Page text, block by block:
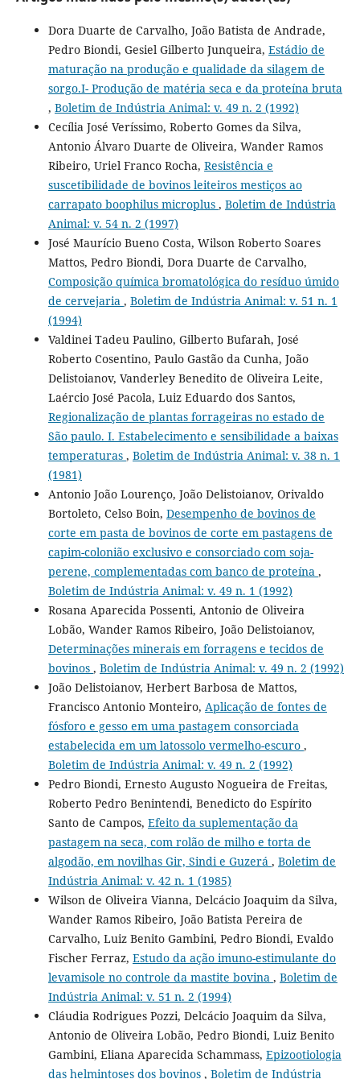
Dora Duarte de Carvalho, João Batista de Andrade,
Pedro Biondi, Gesiel Gilberto Junqueira, Estádio de
maturação na produção e qualidade da silagem de
sorgo.I- Produção de matéria seca e da proteína bruta
, Boletim de Indústria Animal: v. 49 n. 2 (1992)
Cecília José Veríssimo, Roberto Gomes da Silva,
Antonio Álvaro Duarte de Oliveira, Wander Ramos
Ribeiro, Uriel Franco Rocha, Resistência e
suscetibilidade de bovinos leiteiros mestiços ao
carrapato boophilus microplus , Boletim de Indústria
Animal: v. 54 n. 2 (1997)
José Maurício Bueno Costa, Wilson Roberto Soares
Mattos, Pedro Biondi, Dora Duarte de Carvalho,
Composição química bromatológica do resíduo úmido
de cervejaria , Boletim de Indústria Animal: v. 51 n. 1
(1994)
Valdinei Tadeu Paulino, Gilberto Bufarah, José
Roberto Cosentino, Paulo Gastão da Cunha, João
Delistoianov, Vanderley Benedito de Oliveira Leite,
Laércio José Pacola, Luiz Eduardo dos Santos,
Regionalização de plantas forrageiras no estado de
São paulo. I. Estabelecimento e sensibilidade a baixas
temperaturas , Boletim de Indústria Animal: v. 38 n. 1
(1981)
Antonio João Lourenço, João Delistoianov, Orivaldo
Bortoleto, Celso Boin, Desempenho de bovinos de
corte em pasta de bovinos de corte em pastagens de
capim-colonião exclusivo e consorciado com soja-
perene, complementadas com banco de proteína ,
Boletim de Indústria Animal: v. 49 n. 1 (1992)
Rosana Aparecida Possenti, Antonio de Oliveira
Lobão, Wander Ramos Ribeiro, João Delistoianov,
Determinações minerais em forragens e tecidos de
bovinos , Boletim de Indústria Animal: v. 49 n. 2 (1992)
João Delistoianov, Herbert Barbosa de Mattos,
Francisco Antonio Monteiro, Aplicação de fontes de
fósforo e gesso em uma pastagem consorciada
estabelecida em um latossolo vermelho-escuro ,
Boletim de Indústria Animal: v. 49 n. 2 (1992)
Pedro Biondi, Ernesto Augusto Nogueira de Freitas,
Roberto Pedro Benintendi, Benedicto do Espírito
Santo de Campos, Efeito da suplementação da
pastagem na seca, com rolão de milho e torta de
algodão, em novilhas Gir, Sindi e Guzerá , Boletim de
Indústria Animal: v. 42 n. 1 (1985)
Wilson de Oliveira Vianna, Delcácio Joaquim da Silva,
Wander Ramos Ribeiro, João Batista Pereira de
Carvalho, Luiz Benito Gambini, Pedro Biondi, Evaldo
Fischer Ferraz, Estudo da ação imuno-estimulante do
levamisole no controle da mastite bovina , Boletim de
Indústria Animal: v. 51 n. 2 (1994)
Cláudia Rodrigues Pozzi, Delcácio Joaquim da Silva,
Antonio de Oliveira Lobão, Pedro Biondi, Luiz Benito
Gambini, Eliana Aparecida Schammass, Epizootiologia
das helmintoses dos bovinos , Boletim de Indústria